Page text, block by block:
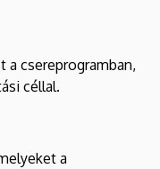
csereprogramban,
céllal.
a